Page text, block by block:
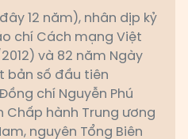
12 năm), nhân dịp kỷ
chí Cách mạng Việt
và 82 năm Ngày
bản số đầu tiên
chí Nguyễn Phú
Chấp hành Trung ương
nguyên Tổng Biên